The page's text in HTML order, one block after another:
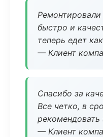
быстро и
теперь едет
— Клиент
Спасибо за
Все четко, в
— Клиент